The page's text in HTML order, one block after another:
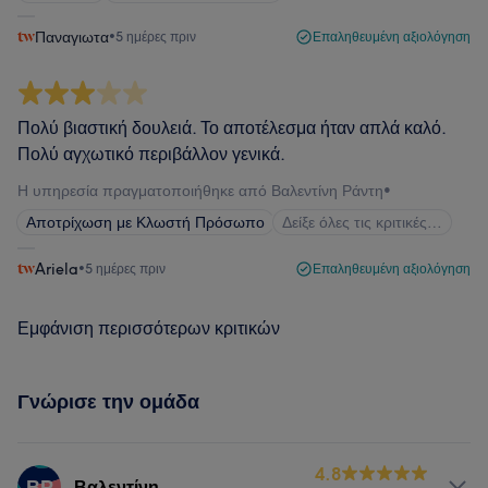
Παναγιωτα•5 ημέρες πριν Επαληθευμένη αξιολόγηση
Πολύ βιαστική δουλειά. Το αποτέλεσμα ήταν απλά καλό.
Πολύ αγχωτικό περιβάλλον γενικά.
Η υπηρεσία πραγματοποιήθηκε από Βαλεντίνη Ράντη•
Αποτρίχωση με Κλωστή Πρόσωπο
Δείξε όλες τις κριτικές…
Ariela•5 ημέρες πριν Επαληθευμένη αξιολόγηση
Εμφάνιση περισσότερων κριτικών
Γνώρισε την ομάδα
4.8